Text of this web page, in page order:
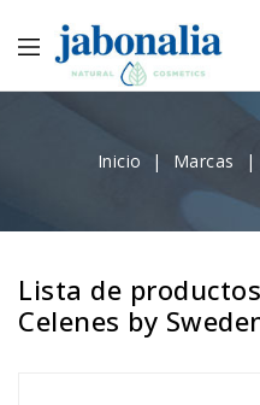
Inicio Marcas
Lista de
Celenes by